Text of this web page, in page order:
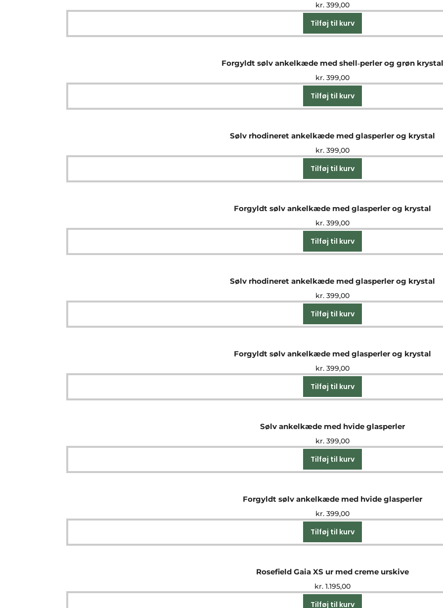
kr.399,00
Tilføj til kurv
Forgyldt sølv ankelkæde med shell‑perler og grøn krystal
kr.399,00
Tilføj til kurv
Sølv rhodineret ankelkæde med glasperler og krystal
kr.399,00
Tilføj til kurv
Forgyldt sølv ankelkæde med glasperler og krystal
kr.399,00
Tilføj til kurv
Sølv rhodineret ankelkæde med glasperler og krystal
kr.399,00
Tilføj til kurv
Forgyldt sølv ankelkæde med glasperler og krystal
kr.399,00
Tilføj til kurv
Sølv ankelkæde med hvide glasperler
kr.399,00
Tilføj til kurv
Forgyldt sølv ankelkæde med hvide glasperler
kr.399,00
Tilføj til kurv
Rosefield Gaia XS ur med creme urskive
kr.1.195,00
Tilføj til kurv